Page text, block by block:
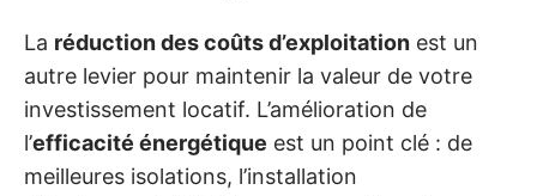
La réduction des coûts d’exploitation est un
autre levier pour maintenir la valeur de votre
investissement locatif. L’amélioration de
l’efficacité énergétique est un point clé : de
meilleures isolations, l’installation